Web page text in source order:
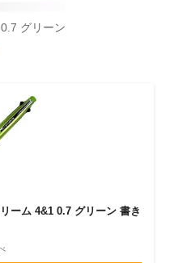
グリーン
ーム 4&1 0.7 グリーン 書き